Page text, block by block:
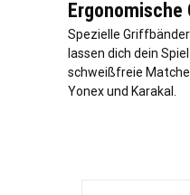
Spezielle
lassen dich dein
schweißfreie
Yonex und Karakal.